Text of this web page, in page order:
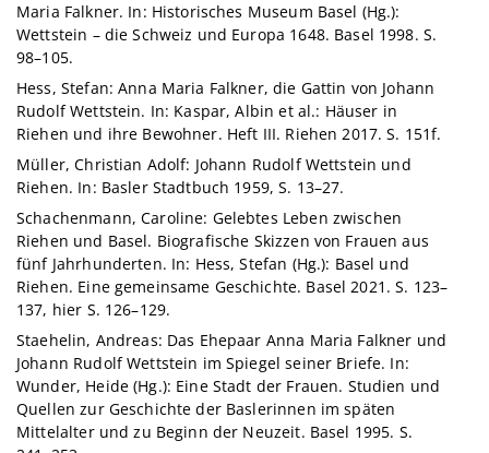
Maria Falkner. In: Historisches Museum Basel (Hg.):
Wettstein – die Schweiz und Europa 1648. Basel 1998. S.
98–105.
Hess, Stefan: Anna Maria Falkner, die Gattin von Johann
Rudolf Wettstein. In: Kaspar, Albin et al.: Häuser in
Riehen und ihre Bewohner. Heft III. Riehen 2017. S. 151f.
Müller, Christian Adolf: Johann Rudolf Wettstein und
Riehen. In: Basler Stadtbuch 1959, S. 13–27.
Schachenmann, Caroline: Gelebtes Leben zwischen
Riehen und Basel. Biografische Skizzen von Frauen aus
fünf Jahrhunderten. In: Hess, Stefan (Hg.): Basel und
Riehen. Eine gemeinsame Geschichte. Basel 2021. S. 123–
137, hier S. 126–129.
Staehelin, Andreas: Das Ehepaar Anna Maria Falkner und
Johann Rudolf Wettstein im Spiegel seiner Briefe. In:
Wunder, Heide (Hg.): Eine Stadt der Frauen. Studien und
Quellen zur Geschichte der Baslerinnen im späten
Mittelalter und zu Beginn der Neuzeit. Basel 1995. S.